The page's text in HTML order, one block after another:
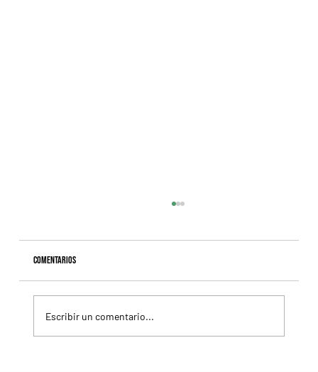
Comentarios
Escribir un comentario...